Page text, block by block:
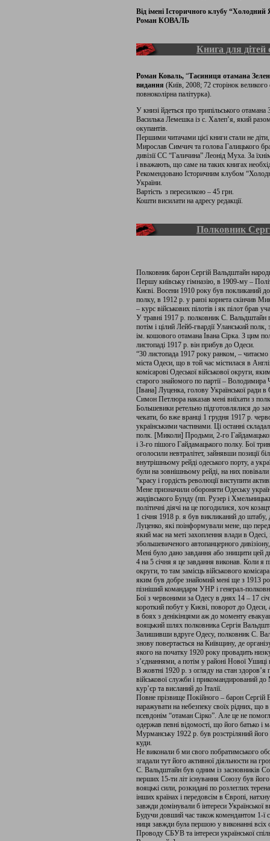
Від імені Історичного клубу “Холодний
Роман КОВАЛЬ
Книга для дітей
Роман Коваль, “Таєиниця отамана
видання (Київ, 2008; 72 сторінок
повноколірна палітурка).
У книзі йдеться про трипільського
Василька Лемешка із с. Халеп’я, який
окупантів.
Першими читачами цієї книги стали не
Мирослав Симчич та голова Галицького
дивізії СС “Галичина” Леонід Муха. За
і вважають, що саме на таких книгах
Рекомендовано Історичним клубом
України.
Вартість з пересилкою – 45 грн.
Кошти висилати на адресу редакції.
Полковник
Полковник барон Сергій Вальд­штайн
Першу київську гімназію, в 1909-му –
Києві. Восе­ни 1910 року був покликаний до
полку, в 1912 р. у ранзі корнета скінчив
– курс військових пілотів і як пілот брав
У травні 1917 р. полковник С. Валь­дштайн
потім і ці­лий Лейб-гвардії Уланський
ім. кошового отамана Івана Сірка. З цим
листопаді 1917 р. він прибув до Одеси.
“30 листопада 1917 року ран­ком, –
міста Одеси, що в той час місти­лася в
комісарові Одеської військової округи,
старого знайомого по партії – Володимира
[Івана] Луценка, голову Української ради
Симон Петлюра наказав ме­ні виїхати з
Большевики ретельно підготовлялися до
чекати, бо вже вранці 1 грудня 1917 р.
українськими частинами. Ці останні
полк. [Миколи] Продьми, 2-го
і 3-го пішого Гайдамацького полку. Бої
оголосили невтралітет, зайнявши позиції
внутрішньому рейді одеського пор­ту, а
були на зовнішньому рейді, на них
“красу і гордість рево­люції виступити
Мене призначили обороняти Одеську
жидівсь­кого Бунду (пп. Рузер і
політичні діячі на це погодилися, хоч
1 січня 1918 р. я був викли­каний до
Луценко, які поінформували мене, що
який має на меті захоплення влади в
збольшевиченого автопанцерного
Ме­ні було дано завдання або знищити цей
4 на 5 січня я це завдання виконав. Ко­ли я
округи, то там замісць військового
яким був добре зна­йомий мені ще з 1913
пізніший командарм УНР і генерал-
Бої з червоними за Одесу в днях 14 – 17
короткий побут у Києві, поворот до Одеси,
в боях з денікінцями аж до моменту
вояцький шлях полковника Сергія
Залишивши вдруге Одесу, полковник С.
знову по­вертається на Київщину, де
якого на початку 1920 року провадить
з’єднаннями, а потім у райо­ні Нової Ушиці
В жовтні 1920 р. з огляду на стан
військової служби і прикомандирований
кур’єр та висланий до Італії.
Повне прізвище Покійного – барон
наражувати на небезпеку своїх рідних, що
псевдонім “отаман Сірко”. Але це не
одержав певні відомості, що його батько і
Мур­манську 1922 р. був розстріляний
куди.
Не виконали б ми свого побратимського
зга­дали тут його активної діяльности на
С. Вальдштайн був одним із засновників
перших 15-ти літ існуван­ня Союзу був
вояцькі сили, розкидані по розлеглих
інших кра­їнах і передовсім в Європі,
завжди домінували б інтереси Української
Будучи довший час також комендантом 1-ї
ниця завжди була першою у вико­нанні всіх
Проводу СБ­УВ та інтереси української